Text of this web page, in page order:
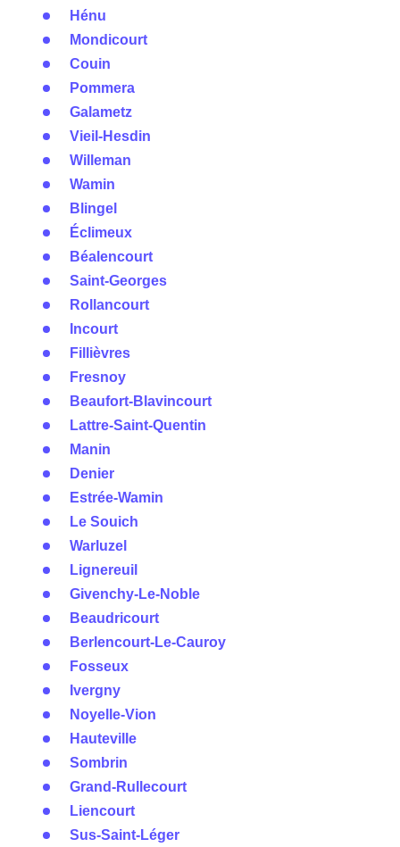
Hénu
Mondicourt
Couin
Pommera
Galametz
Vieil-Hesdin
Willeman
Wamin
Blingel
Éclimeux
Béalencourt
Saint-Georges
Rollancourt
Incourt
Fillièvres
Fresnoy
Beaufort-Blavincourt
Lattre-Saint-Quentin
Manin
Denier
Estrée-Wamin
Le Souich
Warluzel
Lignereuil
Givenchy-Le-Noble
Beaudricourt
Berlencourt-Le-Cauroy
Fosseux
Ivergny
Noyelle-Vion
Hauteville
Sombrin
Grand-Rullecourt
Liencourt
Sus-Saint-Léger